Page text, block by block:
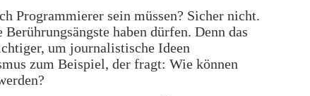
Programmierer sein müssen? Sicher nicht.
Berührungsängste haben dürfen. Denn das
um journalistische Ideen
zum Beispiel, der fragt: Wie können